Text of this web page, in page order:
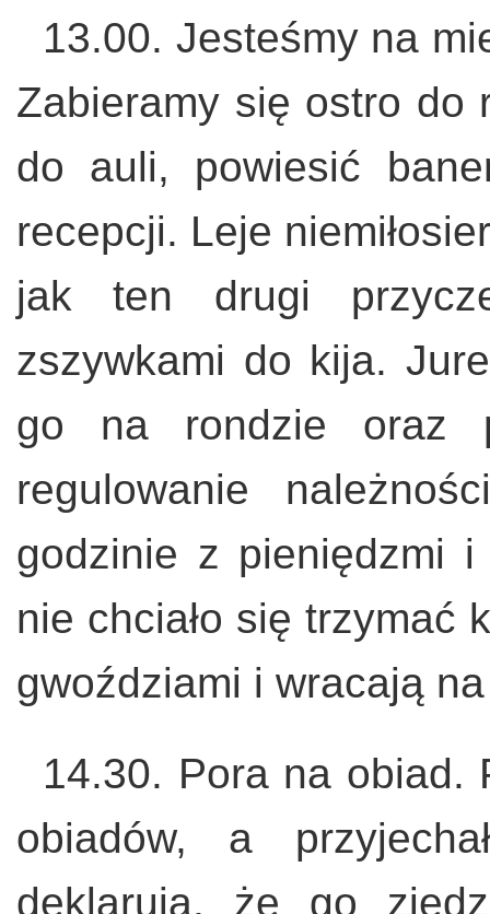
13.00. Jesteśmy na
Zabieramy się ostro do
do auli, powiesić
recepcji. Leje
jak ten drugi
zszywkami do kija.
go na rondzie oraz
regulowanie
godzinie z pieniędzmi
nie chciało się trzymać
gwoździami i wracają
14.30. Pora na obiad.
obiadów, a
deklarują, że go